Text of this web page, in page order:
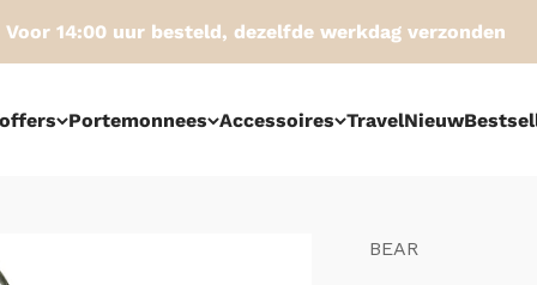
14:00 uur besteld, dezelfde werkdag verzonden
Portemonnees Accessoires TravelNieuw
BEAR